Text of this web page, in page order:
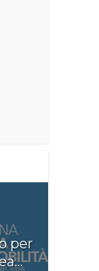
per